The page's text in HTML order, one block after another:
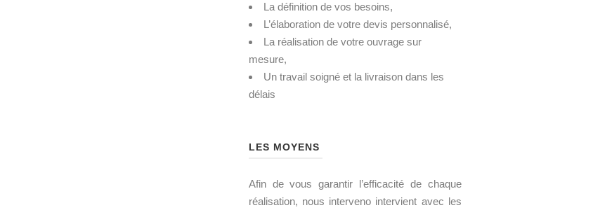
La définition de vos besoins,
L’élaboration de votre devis personnalisé,
La réalisation de votre ouvrage sur
mesure,
Un travail soigné et la livraison dans les
délais
LES MOYENS
Afin de vous garantir l’efficacité de chaque
réalisation, nous interveno intervient avec les